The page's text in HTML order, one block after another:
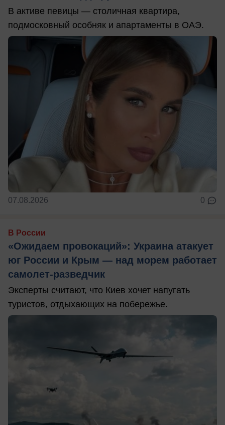
В активе певицы — столичная квартира,
подмосковный особняк и апартаменты в ОАЭ.
07.08.2026 0
В России
«Ожидаем провокаций»: Украина атакует
юг России и Крым — над морем работает
самолет-разведчик
Эксперты считают, что Киев хочет напугать
туристов, отдыхающих на побережье.